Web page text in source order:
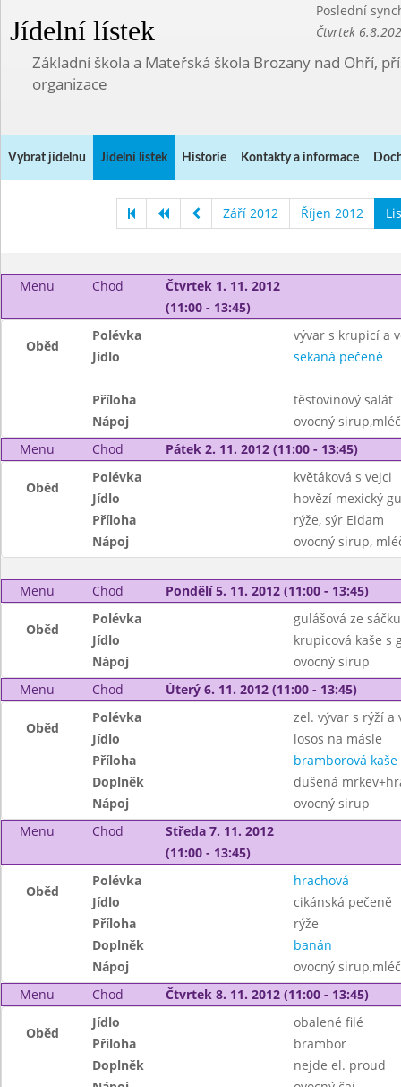
Jídelní lístek
Poslední
Čtvrtek
Základní škola a Mateřská škola Brozany nad Ohří,
organizace
Vybrat jídelnu Jídelní lístek Historie Kontakty a informace
Září 2012 Říjen 2012
Menu Chod
Čtvrtek 1. 11. 2012
(11:00 - 13:45)
Oběd
Polévka
vývar s krupicí a
Jídlo
sekaná pečeně
Příloha
těstovinový salát
Nápoj
ovocný
Menu
Chod Pátek 2. 11. 2012 (11:00 - 13:45)
Oběd
Polévka
květáková s vejci
Jídlo
hovězí mexický
Příloha
rýže, sýr Eidam
Nápoj
ovocný sirup,
Menu Chod Pondělí 5. 11. 2012 (11:00 - 13:45)
Oběd
Polévka
gulášová ze sáčku
Jídlo
krupicová kaše s
Nápoj
ovocný sirup
Menu
Chod Úterý 6. 11. 2012 (11:00 - 13:45)
Oběd
Polévka
zel. vývar s rýží a
Jídlo
losos na másle
Příloha
bramborová kaše
Doplněk
dušená
Nápoj
ovocný sirup
Menu
Chod
Středa 7. 11. 2012
(11:00 - 13:45)
Oběd
Polévka
hrachová
Jídlo
cikánská pečeně
Příloha
rýže
Doplněk
banán
Nápoj
ovocný
Menu
Chod Čtvrtek 8. 11. 2012 (11:00 - 13:45)
Oběd
Jídlo
obalené filé
Příloha
brambor
Doplněk
nejde el. proud